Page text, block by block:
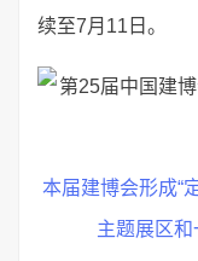
续至7月11日。
本届建博会形成“
主题展区和